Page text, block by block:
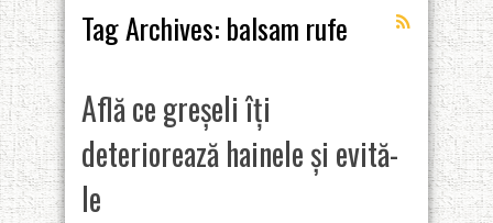
Tag Archives: balsam rufe
Află ce greșeli îți
deteriorează hainele și evită-
le